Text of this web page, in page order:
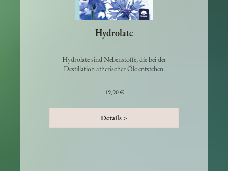
Hydrolate
Hydrolate sind Nebenstoffe, die bei der
Destillation ätherischer Öle entstehen.
19,90 €
Details >